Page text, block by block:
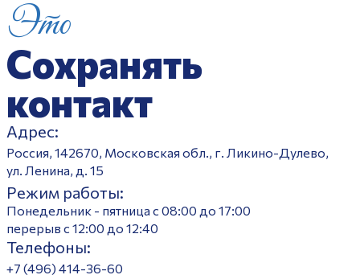
Это
Сохранять
контакт
Адрес:
Россия, 142670, Московская обл., г. Ликино-Дулево,
ул. Ленина, д. 15
Режим работы:
Понедельник - пятница с 08:00 до 17:00
перерыв с 12:00 до 12:40
Телефоны:
+7 (496) 414-36-60